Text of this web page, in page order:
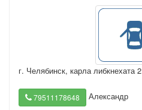
г. Челябинск, карла либкнехата 2
79511178648 Александр